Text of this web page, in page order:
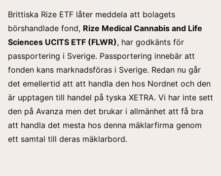
Brittiska Rize ETF låter meddela att bolagets
börshandlade fond, Rize Medical Cannabis and Life
Sciences UCITS ETF (FLWR), har godkänts för
passportering i Sverige. Passportering innebär att
fonden kans marknadsföras i Sverige. Redan nu går
det emellertid att att handla den hos Nordnet och den
är upptagen till handel på tyska XETRA. Vi har inte sett
den på Avanza men det brukar i allmänhet att få bra
att handla det mesta hos denna mäklarfirma genom
ett samtal till deras mäklarbord.